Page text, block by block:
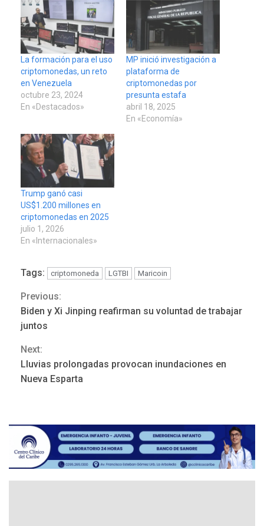
La formación para el uso
criptomonedas, un reto
en Venezuela
octubre 23, 2024
En «Destacados»
MP inició investigación a
plataforma de
criptomonedas por
presunta estafa
abril 18, 2025
En «Economía»
Trump ganó casi
US$1.200 millones en
criptomonedas en 2025
julio 1, 2026
En «Internacionales»
Tags: criptomoneda LGTBI Maricoin
Continue
Reading
Previous:
Biden y Xi Jinping reafirman su voluntad de trabajar
juntos
Next:
Lluvias prolongadas provocan inundaciones en
Nueva Esparta
3
POLÍTICA
TITULARES
diálogo en Venezuela
4
nueva mesa de diálogo
INTERNACIONALES ÚLTIMA HORA